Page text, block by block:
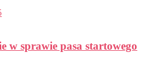
w sprawie pasa startowego